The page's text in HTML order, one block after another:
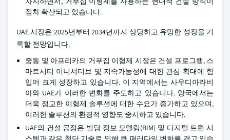
점차 확산되고 있습니다.
UAE 시장은 2025년부터 2034년까지 상당하고 유망한 성장을 기
록할 전망입니다.
중동 및 아프리카의 거푸집 이형제 시장은 건설 프로그램, 스
마트시티 이니셔티브 및 지속가능성에 대한 관심 확대에 힘
입어 크게 성장하고 있습니다. 이 지역에서는 사우디아라비
아와 UAE가 이러한 변화를 주도하고 있습니다. 양국에서는
더욱 정교한 이형제 솔루션에 대한 수요가 증가하고 있으며,
이러한 솔루션의 환경적 영향도 중시하고 있습니다.
UAE의 건설 공정은 빌딩 정보 모델링(BIM) 및 디지털 트윈 시